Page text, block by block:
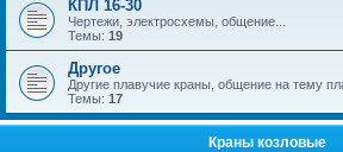
КПЛ 16-30
Чертежи, электросхемы, общение...
Темы: 19
Другое
Другие плавучие краны, общение на тему
Темы: 17
Краны козловые